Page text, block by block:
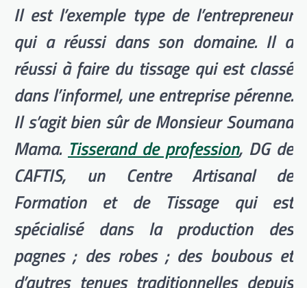
Il est l’exemple type de l’entrepreneur
qui a réussi dans son domaine. Il a
réussi à faire du tissage qui est classé
dans l’informel, une entreprise pérenne.
Il s’agit bien sûr de Monsieur Soumana
Mama. Tisserand de profession, DG de
CAFTIS, un Centre Artisanal de
Formation et de Tissage qui est
spécialisé dans la production des
pagnes ; des robes ; des boubous et
d’autres tenues traditionnelles depuis